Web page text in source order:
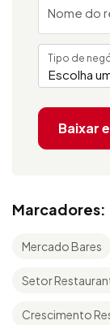
Nome do
Escolha
Tipo de
Baixar
Marcadores:
Mercado Bares
Setor
Crescimento